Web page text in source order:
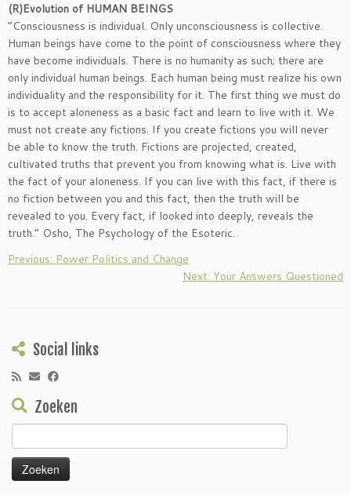
(R)Evolution of HUMAN BEINGS
“Consciousness is individual. Only unconsciousness is collective.
Human beings have come to the point of consciousness where they
have become individuals. There is no humanity as such; there are
only individual human beings. Each human being must realize his own
individuality and the responsibility for it. The first thing we must do
is to accept aloneness as a basic fact and learn to live with it. We
must not create any fictions. If you create fictions you will never
be able to know the truth. Fictions are projected, created,
cultivated truths that prevent you from knowing what is. Live with
the fact of your aloneness. If you can live with this fact, if there is
no fiction between you and this fact, then the truth will be
revealed to you. Every fact, if looked into deeply, reveals the
truth.” Osho, The Psychology of the Esoteric.
Previous: Power Politics and Change
Next: Your Answers Questioned
Social links
Zoeken
naar: